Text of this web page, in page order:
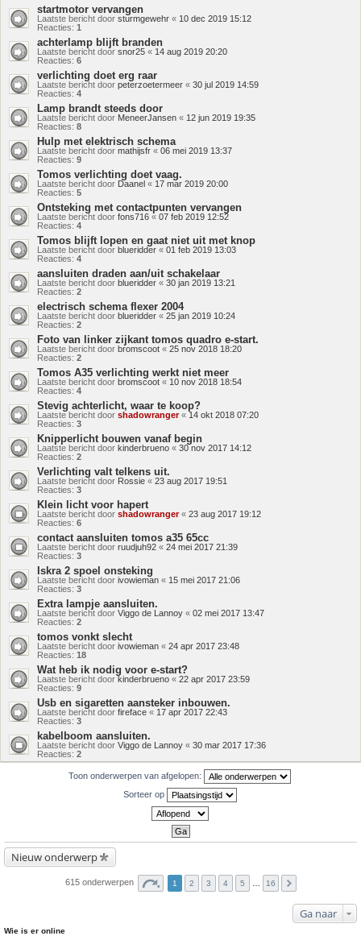
startmotor vervangen
Laatste bericht door sturmgewehr « 10 dec 2019 15:12
Reacties: 1
achterlamp blijft branden
Laatste bericht door snor25 « 14 aug 2019 20:20
Reacties: 6
verlichting doet erg raar
Laatste bericht door peterzoetermeer « 30 jul 2019 14:59
Reacties: 4
Lamp brandt steeds door
Laatste bericht door MeneerJansen « 12 jun 2019 19:35
Reacties: 8
Hulp met elektrisch schema
Laatste bericht door mathijsfr « 06 mei 2019 13:37
Reacties: 9
Tomos verlichting doet vaag.
Laatste bericht door Daanel « 17 mar 2019 20:00
Reacties: 5
Ontsteking met contactpunten vervangen
Laatste bericht door fons716 « 07 feb 2019 12:52
Reacties: 4
Tomos blijft lopen en gaat niet uit met knop
Laatste bericht door blueridder « 01 feb 2019 13:03
Reacties: 4
aansluiten draden aan/uit schakelaar
Laatste bericht door blueridder « 30 jan 2019 13:21
Reacties: 2
electrisch schema flexer 2004
Laatste bericht door blueridder « 25 jan 2019 10:24
Reacties: 2
Foto van linker zijkant tomos quadro e-start.
Laatste bericht door bromscoot « 25 nov 2018 18:20
Reacties: 2
Tomos A35 verlichting werkt niet meer
Laatste bericht door bromscoot « 10 nov 2018 18:54
Reacties: 4
Stevig achterlicht, waar te koop?
Laatste bericht door shadowranger« 14 okt 2018 07:20
Reacties: 3
Knipperlicht bouwen vanaf begin
Laatste bericht door kinderbrueno « 30 nov 2017 14:12
Reacties: 2
Verlichting valt telkens uit.
Laatste bericht door Rossie « 23 aug 2017 19:51
Reacties: 3
Klein licht voor hapert
Laatste bericht door shadowranger« 23 aug 2017 19:12
Reacties: 6
contact aansluiten tomos a35 65cc
Laatste bericht door ruudjuh92 « 24 mei 2017 21:39
Reacties: 3
Iskra 2 spoel onsteking
Laatste bericht door ivowieman « 15 mei 2017 21:06
Reacties: 3
Extra lampje aansluiten.
Laatste bericht door Viggo de Lannoy « 02 mei 2017 13:47
Reacties: 2
tomos vonkt slecht
Laatste bericht door ivowieman « 24 apr 2017 23:48
Reacties: 18
Wat heb ik nodig voor e-start?
Laatste bericht doorkinderbrueno « 22 apr 2017 23:59
Reacties: 9
Usb en sigaretten aansteker inbouwen.
Laatste bericht door fireface « 17 apr 2017 22:43
Reacties: 3
kabelboom aansluiten.
Laatste bericht door Viggo de Lannoy « 30 mar 2017 17:36
Reacties: 2
Toon onderwerpen van afgelopen:
Sorteer op
Nieuw onderwerp
615 onderwerpen 1 2 3 4 5 16
Ga naar
Wie is er online